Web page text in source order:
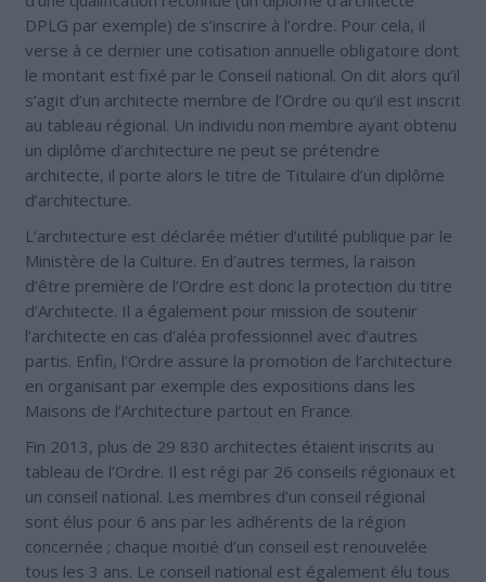
DPLG par exemple) de s’inscrire à l’ordre. Pour cela, il
verse à ce dernier une cotisation annuelle obligatoire dont
le montant est fixé par le Conseil national. On dit alors qu’il
s’agit d’un architecte membre de l’Ordre ou qu’il est inscrit
au tableau régional. Un individu non membre ayant obtenu
un diplôme d’architecture ne peut se prétendre
architecte, il porte alors le titre de Titulaire d’un diplôme
d’architecture.
L’architecture est déclarée métier d’utilité publique par le
Ministère de la Culture. En d’autres termes, la raison
d’être première de l’Ordre est donc la protection du titre
d’Architecte. Il a également pour mission de soutenir
l’architecte en cas d’aléa professionnel avec d’autres
partis. Enfin, l’Ordre assure la promotion de l’architecture
en organisant par exemple des expositions dans les
Maisons de l’Architecture partout en France.
Fin 2013, plus de 29 830 architectes étaient inscrits au
tableau de l’Ordre. Il est régi par 26 conseils régionaux et
un conseil national. Les membres d’un conseil régional
sont élus pour 6 ans par les adhérents de la région
concernée ; chaque moitié d’un conseil est renouvelée
tous les 3 ans. Le conseil national est également élu tous